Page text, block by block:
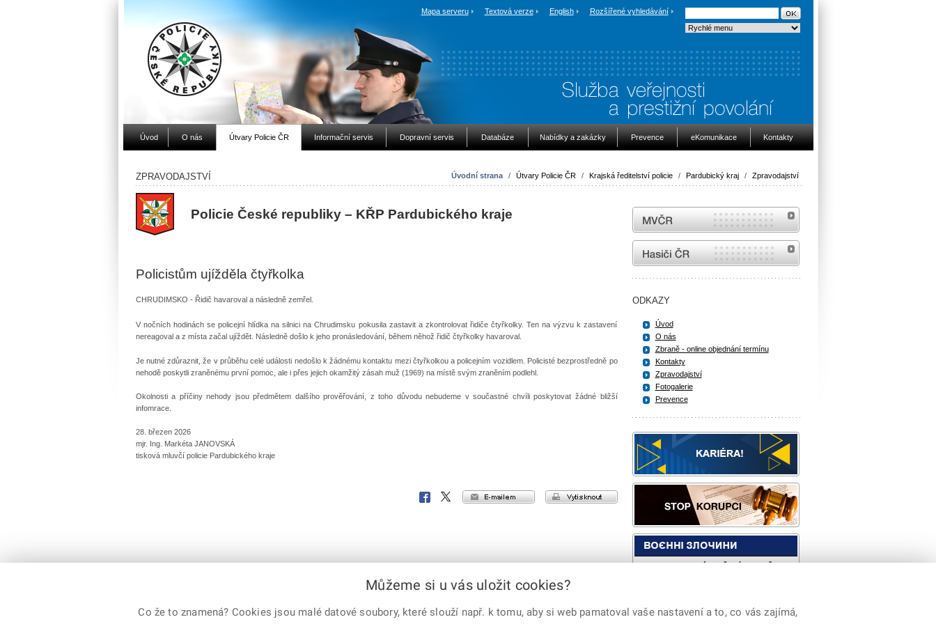
Mapa serveru Textová verze English Rozšířené vyhledávání
Úvod O nás Útvary Policie ČR Informační servis Dopravní servis Databáze Nabídky a zakázky Prevence eKomunikace Kontakty
Úvodní strana / Útvary Policie ČR / Krajská ředitelství policie / Pardubický kraj / Zpravodajství
ZPRAVODAJSTVÍ
Policie České republiky – KŘP Pardubického kraje
Policistům ujížděla čtyřkolka
CHRUDIMSKO - Řidič havaroval a následně zemřel.
V nočních hodinách se policejní hlídka na silnici na Chrudimsku pokusila zastavit a zkontrolovat řidiče čtyřkolky. Ten na výzvu k zastavení
nereagoval a z místa začal ujíždět. Následně došlo k jeho pronásledování, během něhož řidič čtyřkolky havaroval.
Je nutné zdůraznit, že v průběhu celé události nedošlo k žádnému kontaktu mezi čtyřkolkou a policejním vozidlem. Policisté bezprostředně po
nehodě poskytli zraněnému první pomoc, ale i přes jejich okamžitý zásah muž (1969) na místě svým zraněním podlehl.
Okolnosti a příčiny nehody jsou předmětem dalšího prověřování, z toho důvodu nebudeme v součastné chvíli poskytovat žádné bližší
infomrace.
28. březen 2026
mjr. Ing. Markéta JANOVSKÁ
tisková mluvčí policie Pardubického kraje
vytisknout
e-mailem
X
Facebook
MVČR
internetové stránky Hasiči ČR
ODKAZY
Úvod
O nás
Zbraně - online objednání termínu
Kontakty
Zpravodajství
Fotogalerie
Prevence
Můžeme si u vás uložit cookies?
Co že to znamená? Cookies jsou malé datové soubory, které slouží např. k tomu, aby si web pamatoval vaše nastavení a to, co vás zajímá,